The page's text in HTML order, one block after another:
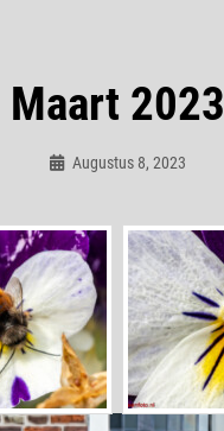
Maart 2023
Augustus 8, 2023